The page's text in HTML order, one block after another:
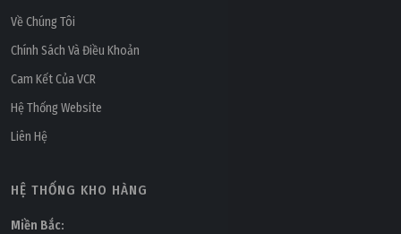
Về Chúng Tôi
Chính Sách Và Điều Khoản
Cam Kết Của VCR
Hệ Thống Website
Liên Hệ
HỆ THỐNG KHO HÀNG
Miền Bắc: